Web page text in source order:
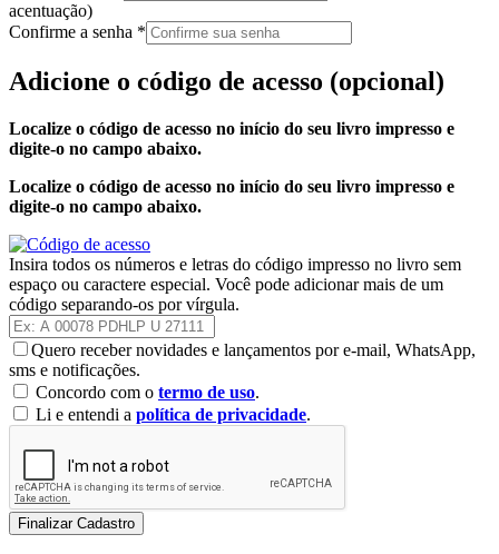
acentuação)
Confirme a senha *
Adicione o código de acesso (opcional)
Localize o código de acesso no início do seu livro impresso e
digite-o no campo abaixo.
Localize o código de acesso no início do seu livro impresso e
digite-o no campo abaixo.
Insira todos os números e letras do código impresso no livro sem
espaço ou caractere especial. Você pode adicionar mais de um
código separando-os por vírgula.
Quero receber novidades e lançamentos por e-mail, WhatsApp,
sms e notificações.
Concordo com o termo de uso.
Li e entendi a política de privacidade.